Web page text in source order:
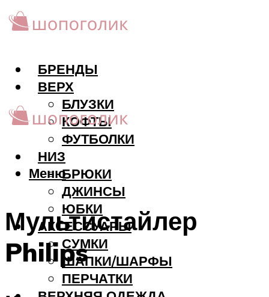
БРЕНДЫ
ВЕРХ
БЛУЗКИ
КОФТЫ
ФУТБОЛКИ
НИЗ
БРЮКИ
ДЖИНСЫ
ЮБКИ
АКCЕССУАРЫ
СУМКИ
ШАПКИ/ШАРФЫ
ПЕРЧАТКИ
Меню
Мультистайлер
Philips